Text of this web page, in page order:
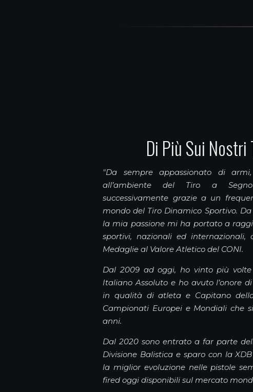
Di Più Sui
"Da sempre appassionato di
all’ambiente del Tiro a
successivamente grazie a un
mondo del Tiro Dinamico Sportivo.
la mia passione mi ha portato a
sportivi, nazionali ed
Medaglie al Valore Atletico del CONI.
Dal 2009 ad oggi, ho vinto più
Italiano Assoluto e ho avuto l’onore
in qualità di atleta e Capitano
Campionati Europei e Mondiali che
anni.
Dal 2020 sono entrato a far parte
Divisione Balistica e sparo con la
la miglior evoluzione nelle pistole
fired oggi disponibili sul mercato